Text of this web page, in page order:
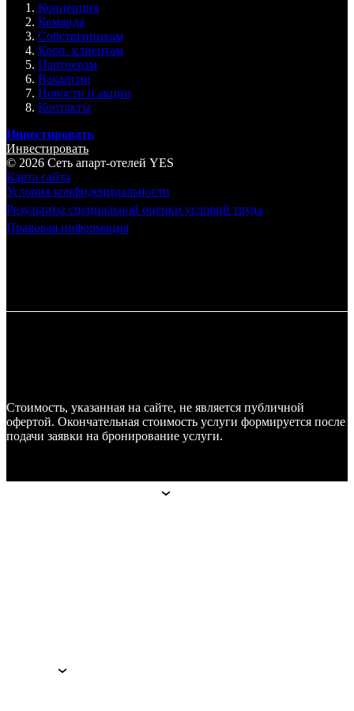
Концепция
Команда
Собственникам
Корп. клиентам
Партнерам
Вакансии
Новости и акции
Контакты
Инвестировать
Инвестировать
© 2026 Cеть апарт-отелей YES
Карта сайта
Условия конфиденциальности
Результаты специальной оценки условий труда
Правовая информация
Стоимость, указанная на сайте, не является публичной
офертой. Окончательная стоимость услуги формируется после
подачи заявки на бронирование услуги.